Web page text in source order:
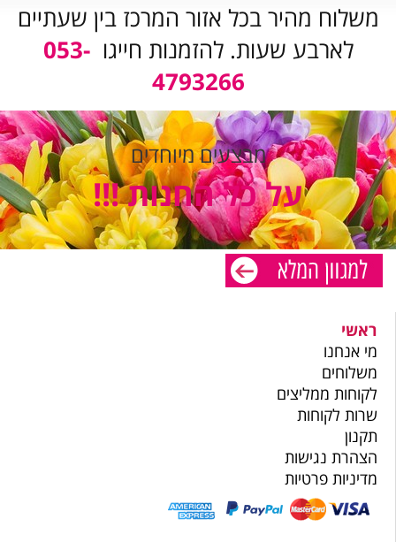
משלוח מהיר בכל אזור המרכז בין שעתיים
לארבע שעות. להזמנות חייגו053-
4793266
מבצעים מיוחדים
על כל החנות !!!
ראשי
מי אנחנו
משלוחים
לקוחות ממליצים
שרות לקוחות
תקנון
הצהרת נגישות
מדיניות פרטיות